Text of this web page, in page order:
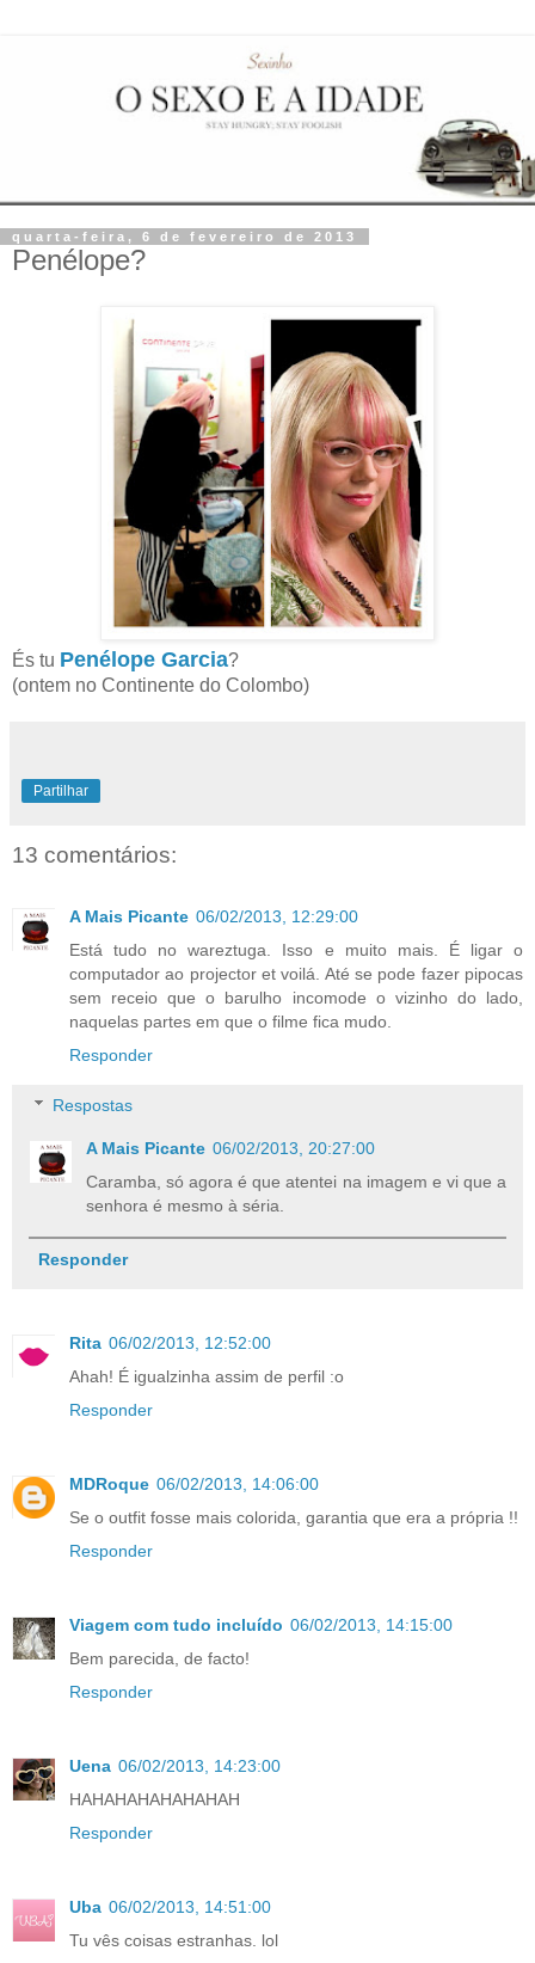
quarta-feira, 6 de fevereiro de 2013
Penélope?
És tu Penélope Garcia?
(ontem no Continente do Colombo)
Partilhar
13 comentários:
A Mais Picante 06/02/2013, 12:29:00
Está tudo no wareztuga. Isso e muito mais. É ligar o
computador ao projector et voilá. Até se pode fazer pipocas
sem receio que o barulho incomode o vizinho do lado,
naquelas partes em que o filme fica mudo.
Responder
Respostas
A Mais Picante 06/02/2013, 20:27:00
Caramba, só agora é que atentei na imagem e vi que a
senhora é mesmo à séria.
Responder
Rita 06/02/2013, 12:52:00
Ahah! É igualzinha assim de perfil :o
Responder
MDRoque 06/02/2013, 14:06:00
Se o outfit fosse mais colorida, garantia que era a própria !!
Responder
Viagem com tudo incluído 06/02/2013, 14:15:00
Bem parecida, de facto!
Responder
Uena 06/02/2013, 14:23:00
HAHAHAHAHAHAHAH
Responder
Uba 06/02/2013, 14:51:00
Tu vês coisas estranhas. lol